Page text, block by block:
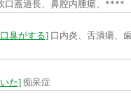
口蓋過長、鼻腔内腫瘍、****
臭がする] 口内炎、舌潰瘍、
た]痴呆症